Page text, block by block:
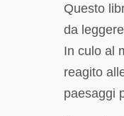
Questo
da
In culo al
reagito
paesaggi